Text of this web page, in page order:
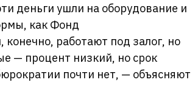
деньги ушли на оборудование и
как Фонд
работают под залог, но
— процент низкий, но срок
почти нет, — объясняют